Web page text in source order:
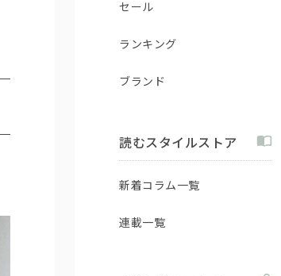
セール
ランキング
ブランド
読むスタイルストア
新着コラム一覧
連載一覧